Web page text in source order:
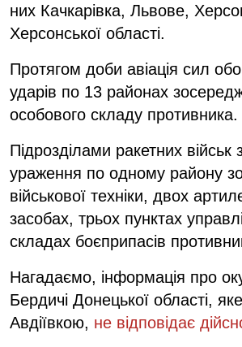
них Качкарівка, Львове,
Херсонської області.
Протягом доби авіація сил
ударів по 13 районах
особового складу противника.
Підрозділами ракетних військ
ураження по одному району
військової техніки, двох
засобах, трьох пунктах
складах боєприпасів
Нагадаємо, інформація про
Бердичі Донецької області,
Авдіївкою, не відповідає